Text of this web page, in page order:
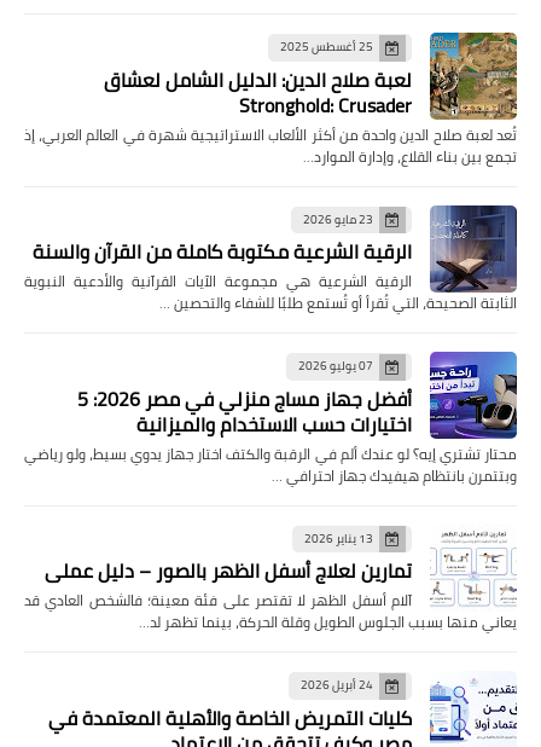
25 أغسطس 2025
لعبة صلاح الدين: الدليل الشامل لعشاق
Stronghold: Crusader
تُعد لعبة صلاح الدين واحدة من أكثر الألعاب الاستراتيجية شهرة في العالم العربي، إذ
تجمع بين بناء القلاع، وإدارة الموارد…
23 مايو 2026
الرقية الشرعية مكتوبة كاملة من القرآن والسنة
الرقية الشرعية هي مجموعة الآيات القرآنية والأدعية النبوية
الثابتة الصحيحة، التي تُقرأ أو تُستمع طلبًا للشفاء والتحصين …
07 يوليو 2026
أفضل جهاز مساج منزلي في مصر 2026: 5
اختيارات حسب الاستخدام والميزانية
محتار تشتري إيه؟ لو عندك ألم في الرقبة والكتف اختار جهاز يدوي بسيط، ولو رياضي
وبتتمرن بانتظام هيفيدك جهاز احترافي …
13 يناير 2026
تمارين لعلاج أسفل الظهر بالصور – دليل عملي
آلام أسفل الظهر لا تقتصر على فئة معينة؛ فالشخص العادي قد
يعاني منها بسبب الجلوس الطويل وقلة الحركة، بينما تظهر لد…
24 أبريل 2026
كليات التمريض الخاصة والأهلية المعتمدة في